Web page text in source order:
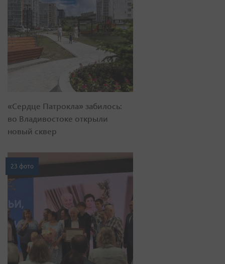
«Сердце Патрокла» забилось:
во Владивостоке открыли
новый сквер
23 фото